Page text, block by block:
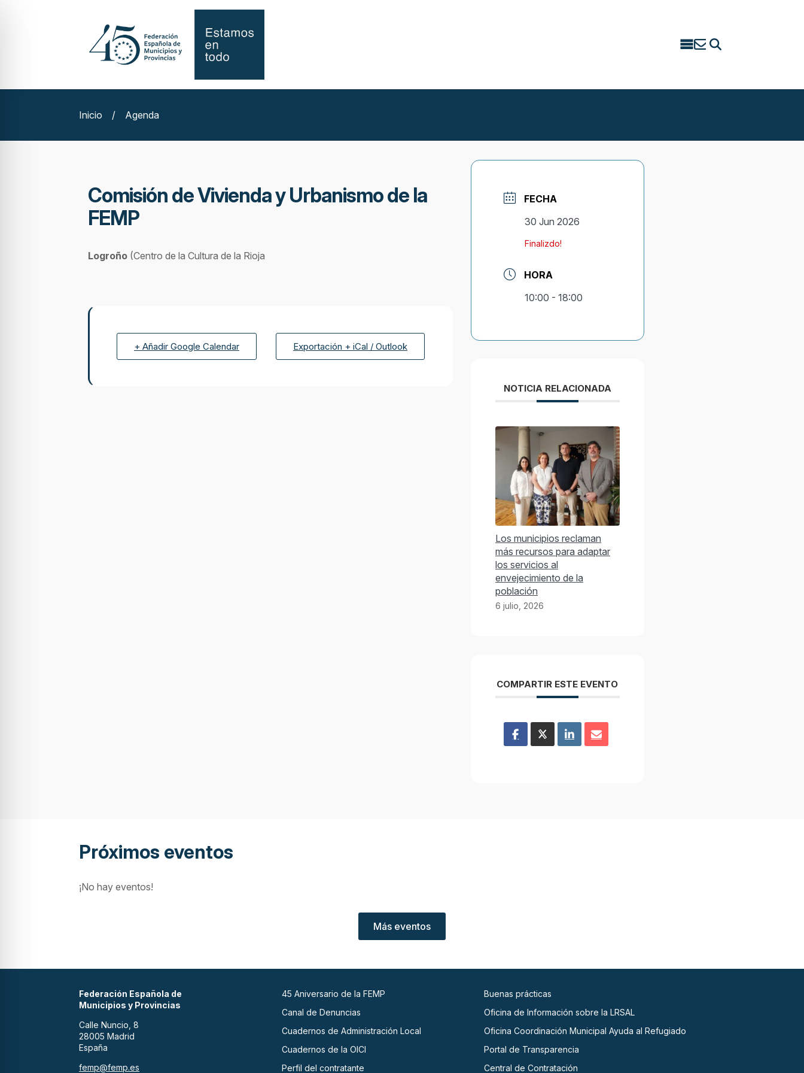
Inicio / Agenda
Comisión de Vivienda y Urbanismo de la
FEMP
Logroño (Centro de la Cultura de la Rioja
+ Añadir Google Calendar Exportación + iCal / Outlook
FECHA
30 Jun 2026
Finalizdo!
HORA
10:00 - 18:00
NOTICIA RELACIONADA
Los municipios reclaman
más recursos para adaptar
los servicios al
envejecimiento de la
población
6 julio, 2026
COMPARTIR ESTE EVENTO
Próximos eventos
¡No hay eventos!
Más eventos
Federación Española de
Municipios y Provincias
Calle Nuncio, 8
28005 Madrid
España
femp@femp.es
45 Aniversario de la FEMP
Canal de Denuncias
Cuadernos de Administración Local
Cuadernos de la OICI
Perfil del contratante
Buenas prácticas
Oficina de Información sobre la LRSAL
Oficina Coordinación Municipal Ayuda al Refugiado
Portal de Transparencia
Central de Contratación